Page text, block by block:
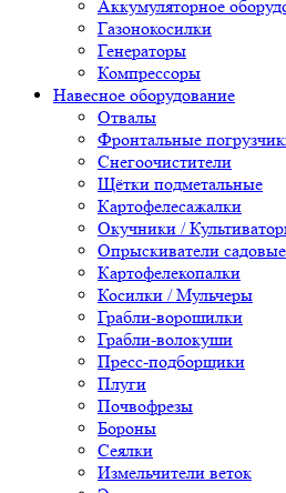
Аккумуляторное
Газонокосилки
Генераторы
Компрессоры
Навесное оборудование
Отвалы
Фронтальные
Снегоочистители
Щётки подметальные
Картофелесажалки
Окучники /
Опрыскиватели садовые
Картофелекопалки
Косилки / Мульчеры
Грабли-ворошилки
Грабли-волокуши
Пресс-подборщики
Плуги
Почвофрезы
Бороны
Сеялки
Измельчители веток